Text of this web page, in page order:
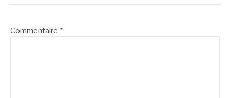
Commentaire *